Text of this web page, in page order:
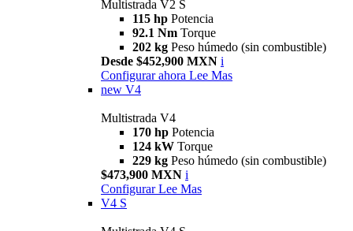
Multistrada V2 S
115 hp Potencia
92.1 Nm Torque
202 kg Peso húmedo (sin combustible)
Desde $452,900 MXN i
Configurar ahora Lee Mas
new V4
Multistrada V4
170 hp Potencia
124 kW Torque
229 kg Peso húmedo (sin combustible)
$473,900 MXN i
Configurar Lee Mas
V4 S